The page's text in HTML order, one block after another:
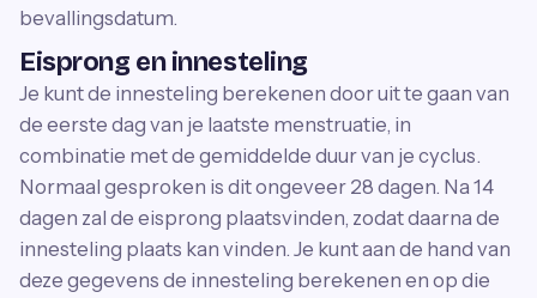
bevallingsdatum.
Eisprong en innesteling
Je kunt de innesteling berekenen door uit te gaan van
de eerste dag van je laatste menstruatie, in
combinatie met de gemiddelde duur van je cyclus.
Normaal gesproken is dit ongeveer 28 dagen. Na 14
dagen zal de eisprong plaatsvinden, zodat daarna de
innesteling plaats kan vinden. Je kunt aan de hand van
deze gegevens de innesteling berekenen en op die